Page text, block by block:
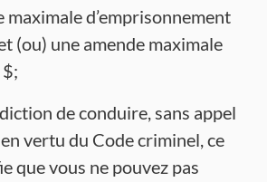
maximale d’emprisonnement
(ou) une amende maximale
de conduire, sans appel
vertu du Code criminel, ce
que vous ne pouvez pas